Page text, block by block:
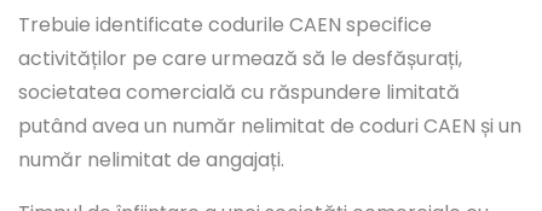
Trebuie identificate codurile CAEN specifice
activităților pe care urmează să le desfășurați,
societatea comercială cu răspundere limitată
putând avea un număr nelimitat de coduri CAEN și un
număr nelimitat de angajați.